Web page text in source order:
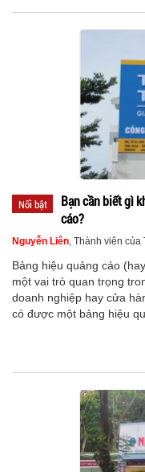
Nổi bật
Bạn cần biết gì
cáo?
Nguyễn Liên, Thành viên của
Bảng hiệu quảng cáo
một vai trò quan trọng
doanh nghiệp hay cửa
có được một bảng hiệu